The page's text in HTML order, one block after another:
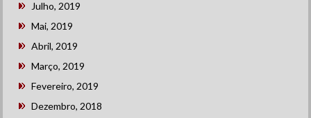
Julho, 2019
Mai, 2019
Abril, 2019
Março, 2019
Fevereiro, 2019
Dezembro, 2018